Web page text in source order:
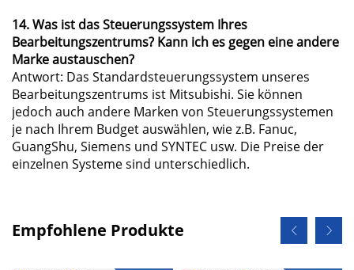
14. Was ist das Steuerungssystem Ihres
Bearbeitungszentrums? Kann ich es gegen eine andere
Marke austauschen?
Antwort: Das Standardsteuerungssystem unseres
Bearbeitungszentrums ist Mitsubishi. Sie können
jedoch auch andere Marken von Steuerungssystemen
je nach Ihrem Budget auswählen, wie z.B. Fanuc,
GuangShu, Siemens und SYNTEC usw. Die Preise der
einzelnen Systeme sind unterschiedlich.
Empfohlene Produkte